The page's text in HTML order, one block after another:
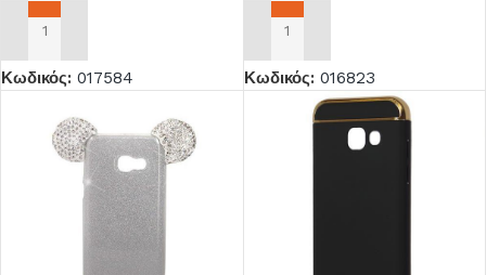
ΠΡΟΣΘΉΚΗ ΣΤΟ ΚΑΛΆΘΙ
Κωδικός: 017584
ΠΡΟΣΘΉΚΗ ΣΤΟ ΚΑΛΆΘΙ
Κωδικός: 016823